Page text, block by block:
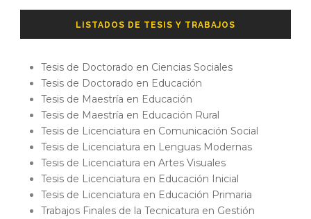
LISTADOS DE TESIS Y TRABAJOS
Tesis de Doctorado en Ciencias Sociales
Tesis de Doctorado en Educación
Tesis de Maestría en Educación
Tesis de Maestría en Educación Rural
Tesis de Licenciatura en Comunicación Social
Tesis de Licenciatura en Lenguas Modernas
Tesis de Licenciatura en Artes Visuales
Tesis de Licenciatura en Educación Inicial
Tesis de Licenciatura en Educación Primaria
Trabajos Finales de la Tecnicatura en Gestión